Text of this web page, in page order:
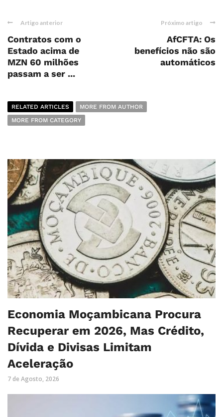
Artigo anterior
Contratos com o
Estado acima de
MZN 60 milhões
passam a ser ...
Próximo artigo
AfCFTA: Os
benefícios não são
automáticos
RELATED ARTICLES
MORE FROM AUTHOR
MORE FROM CATEGORY
Economia Moçambicana Procura
Recuperar em 2026, Mas Crédito,
Dívida e Divisas Limitam
Aceleração
7 de Agosto, 2026